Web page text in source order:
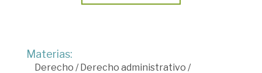
Materias:
Derecho /Derecho administrativo /